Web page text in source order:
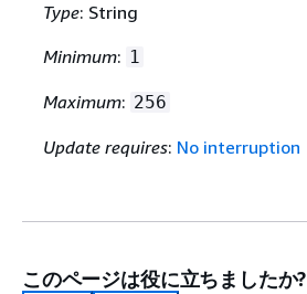
Type: String
Minimum: 1
Maximum: 256
Update requires: No interruption
このページは役に立ちましたか?